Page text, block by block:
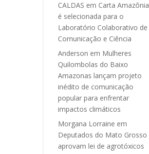
CALDAS em Carta Amazônia
é selecionada para o
Laboratório Colaborativo de
Comunicação e Ciência
Anderson em Mulheres
Quilombolas do Baixo
Amazonas lançam projeto
inédito de comunicação
popular para enfrentar
impactos climáticos
Morgana Lorraine em
Deputados do Mato Grosso
aprovam lei de agrotóxicos